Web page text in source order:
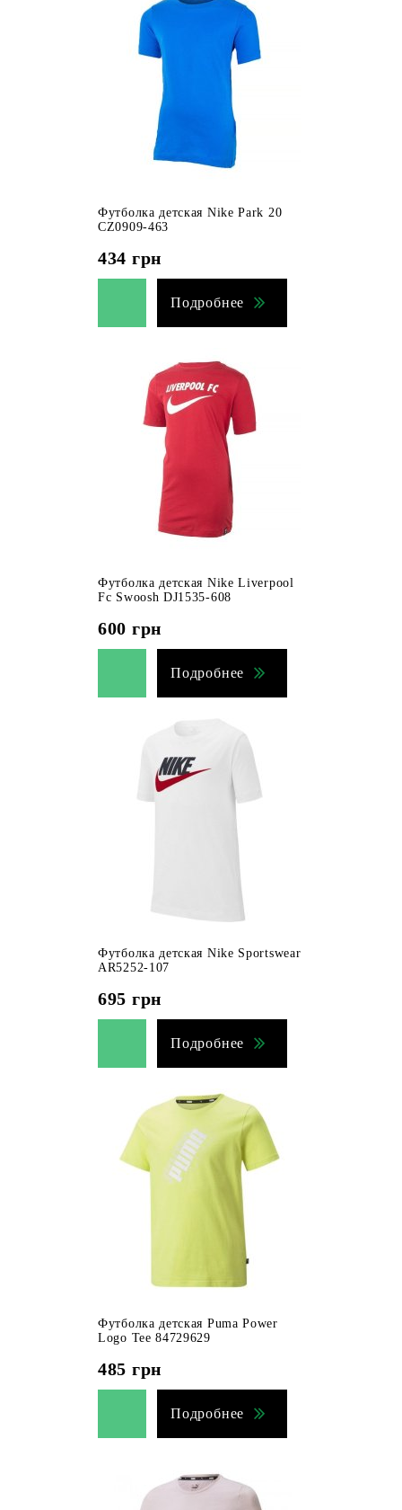
Футболка детская Nike Park 20
CZ0909-463
434 грн
Подробнее
Футболка детская Nike Liverpool
Fc Swoosh DJ1535-608
600 грн
Подробнее
Футболка детская Nike Sportswear
AR5252-107
695 грн
Подробнее
Футболка детская Puma Power
Logo Tee 84729629
485 грн
Подробнее